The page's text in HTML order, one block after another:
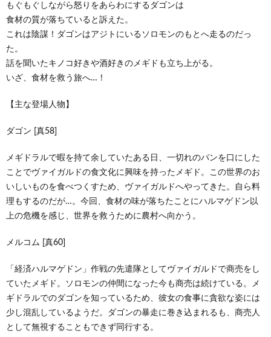
もぐもぐしながら怒りをあらわにするダゴンは
食材の質が落ちていると訴えた。
これは陰謀！ダゴンはアジトにいるソロモンのもとへ走るのだっ
た。
話を聞いたキノコ好きや酒好きのメギドも立ち上がる。
いざ、食材を救う旅へ…！
【主な登場人物】
ダゴン [真58]
メギドラルで暇を持て余していたある日、一切れのパンを口にした
ことでヴァイガルドの食文化に興味を持ったメギド。この世界のお
いしいものを食べつくすため、ヴァイガルドへやってきた。自ら料
理もするのだが…。今回、食材の味が落ちたことにハルマゲドン以
上の危機を感じ、世界を救うために農村へ向かう。
メルコム [真60]
「経済ハルマゲドン」作戦の先遣隊としてヴァイガルドで商売をし
ていたメギド。ソロモンの仲間になった今も商売は続けている。メ
ギドラルでのダゴンを知っているため、彼女の食事に貪欲な姿には
少し混乱しているようだ。ダゴンの暴走に巻き込まれるも、商売人
として無視することもできず同行する。